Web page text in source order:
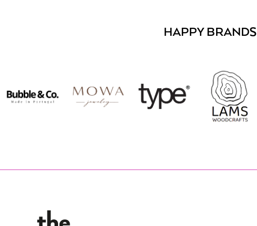
HAPPY BRANDS